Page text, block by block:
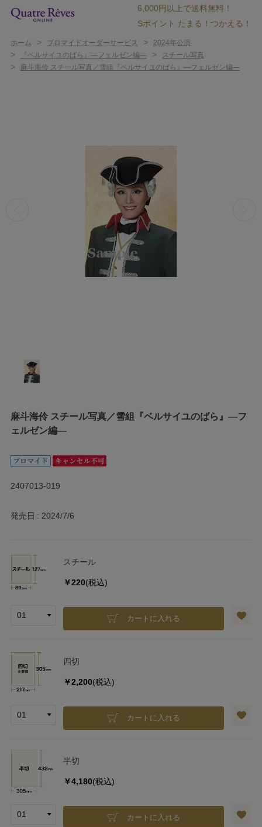
6,000円以上で送料無料！
Sポイント たまる！つかえる！
ホーム > ブロマイドオーダーサービス > 2024年公演
> 『ベルサイユのばら』―フェルゼン編― > スチール写真
> 麻斗海伶 スチール写真／雪組『ベルサイユのばら』―フェルゼン編―
麻斗海伶 スチール写真／雪組『ベルサイユのばら』―フ
ェルゼン編―
2407013-019
発売日 2024/7/6
スチール
￥220(税込)
カートに入れる
四切
￥2,200(税込)
カートに入れる
半切
￥4,180(税込)
カートに入れる